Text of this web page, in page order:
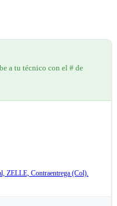
a tu técnico con el # de
ZELLE, Contraentrega (Col).